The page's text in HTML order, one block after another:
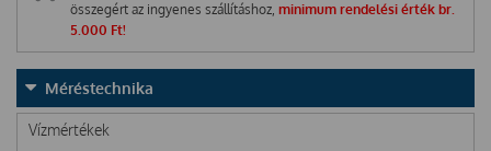
összegért az ingyenes szállításhoz, minimum rendelési érték br.
5.000 Ft!
Méréstechnika
Vízmértékek